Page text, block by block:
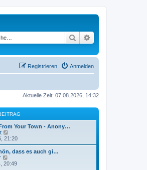
Suche
Anmelden
Registrieren
Aktuelle Zeit: 07.08.2026, 14:32
Your Town - Anony…
e
u
s
t
21:20
dass es auch gi…
e
20:49